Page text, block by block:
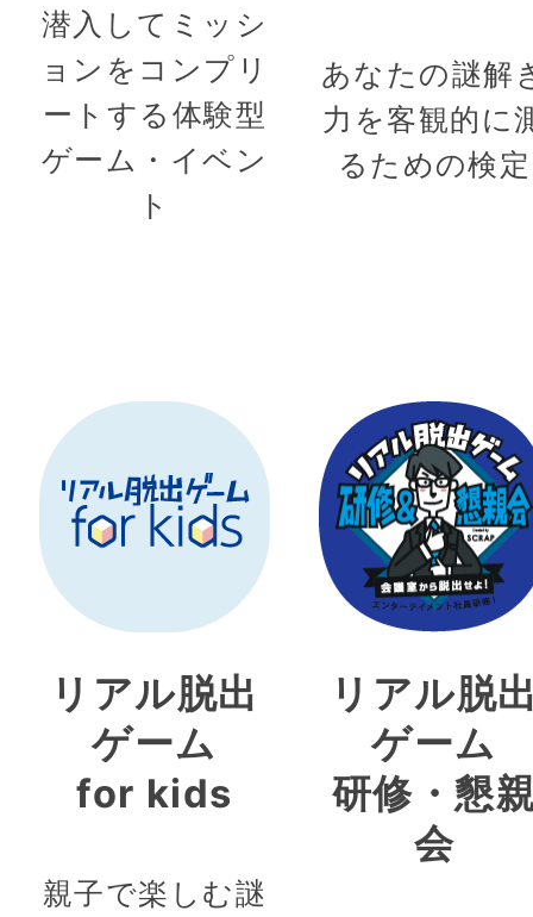
潜入してミッシ
ョンをコンプリ
ートする体験型
ゲーム・イベン
ト
あなたの謎解
力を客観的に
るための検定
リアル脱出
ゲーム
for kids
親子で楽しむ謎
リアル脱
ゲーム
研修・懇
会